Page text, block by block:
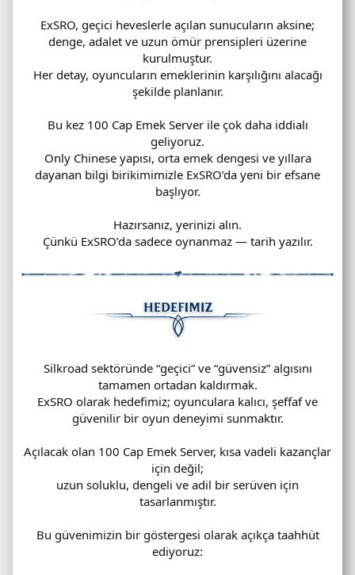
ExSRO, geçici heveslerle açılan sunucuların aksine;
denge, adalet ve uzun ömür prensipleri üzerine
kurulmuştur.
Her detay, oyuncuların emeklerinin karşılığını alacağı
şekilde planlanır.
Bu kez 100 Cap Emek Server ile çok daha iddialı
geliyoruz.
Only Chinese yapısı, orta emek dengesi ve yıllara
dayanan bilgi birikimimizle ExSRO’da yeni bir efsane
başlıyor.
Hazırsanız, yerinizi alın.
Çünkü ExSRO’da sadece oynanmaz — tarih yazılır.
Silkroad sektöründe “geçici” ve “güvensiz” algısını
tamamen ortadan kaldırmak.
ExSRO olarak hedefimiz; oyunculara kalıcı, şeffaf ve
güvenilir bir oyun deneyimi sunmaktır.
Açılacak olan 100 Cap Emek Server, kısa vadeli kazançlar
için değil;
uzun soluklu, dengeli ve adil bir serüven için
tasarlanmıştır.
Bu güvenimizin bir göstergesi olarak açıkça taahhüt
ediyoruz: